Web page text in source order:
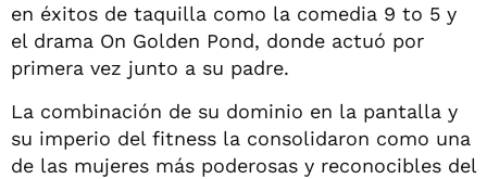
en éxitos de taquilla como la comedia 9 to 5 y
el drama On Golden Pond, donde actuó por
primera vez junto a su padre.
La combinación de su dominio en la pantalla y
su imperio del fitness la consolidaron como una
de las mujeres más poderosas y reconocibles del